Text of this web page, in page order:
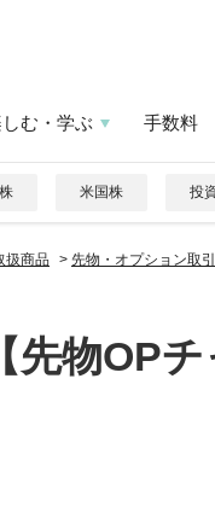
む・学ぶ 手数料
米国株 投
扱商品 > 先物・オプション取引
先物OP